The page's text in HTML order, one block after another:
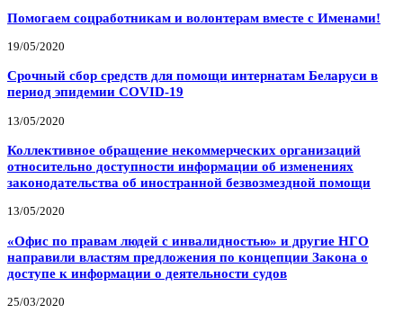
Помогаем соцработникам и волонтерам вместе с Именами!
19/05/2020
Срочный сбор средств для помощи интернатам Беларуси в
период эпидемии COVID-19
13/05/2020
Коллективное обращение некоммерческих организаций
относительно доступности информации об изменениях
законодательства об иностранной безвозмездной помощи
13/05/2020
«Офис по правам людей с инвалидностью» и другие НГО
направили властям предложения по концепции Закона о
доступе к информации о деятельности судов
25/03/2020